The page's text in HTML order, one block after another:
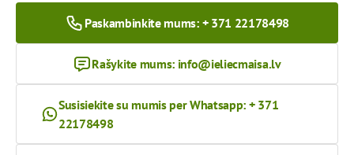
Paskambinkite mums: + 371 22178498
Rašykite mums: info@ieliecmaisa.lv
Susisiekite su mumis per Whatsapp: + 371
22178498